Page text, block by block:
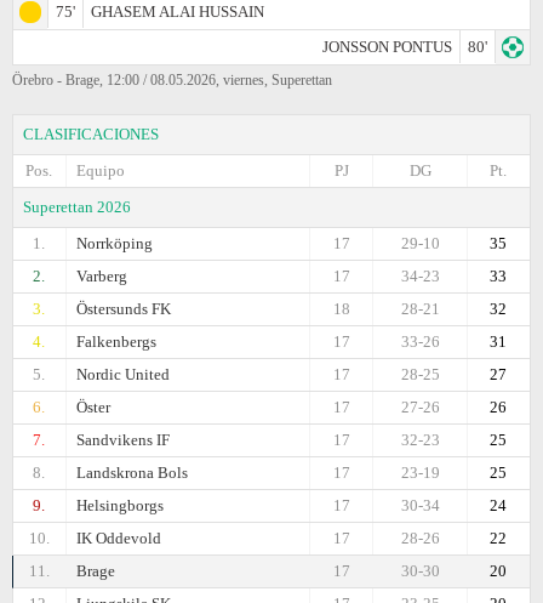
75'
GHASEM ALAI HUSSAIN
JONSSON PONTUS
80'
Örebro - Brage, 12:00 / 08.05.2026, viernes, Superettan
CLASIFICACIONES
Pos.
Equipo Pt.
DG
PJ
Superettan 2026
1.
Norrköping 35
29-10
17
2.
Varberg 33
34-23
17
3.
Östersunds FK 32
28-21
18
4.
Falkenbergs 31
33-26
17
5.
Nordic United 27
28-25
17
6.
Öster 26
27-26
17
7.
Sandvikens IF 25
32-23
17
8.
Landskrona Bols 25
23-19
17
9.
Helsingborgs 24
30-34
17
10.
IK Oddevold 22
28-26
17
11.
Brage 20
30-30
17